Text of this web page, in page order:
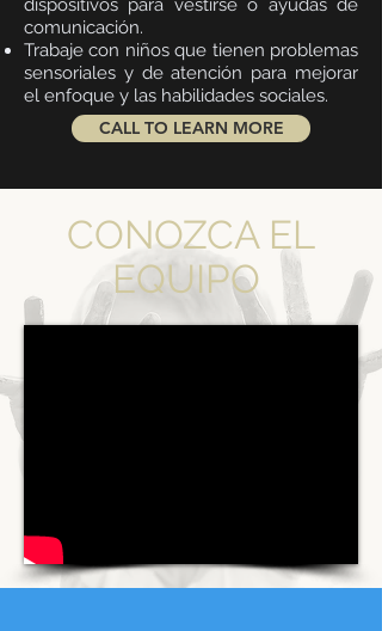
dispositivos para vestirse o ayudas de
comunicación.
Trabaje con niños que tienen problemas
sensoriales y de atención para mejorar
el enfoque y las habilidades sociales.
CALL TO LEARN MORE
CONOZCA EL
EQUIPO